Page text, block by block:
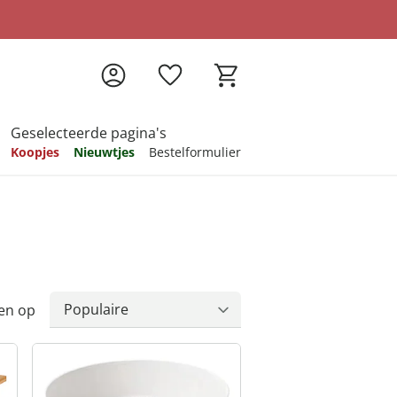
Geselecteerde pagina's
Koopjes Nieuwtjes Bestelformulier
op